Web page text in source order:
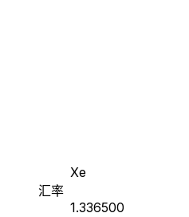
Xe
汇率
1.336500